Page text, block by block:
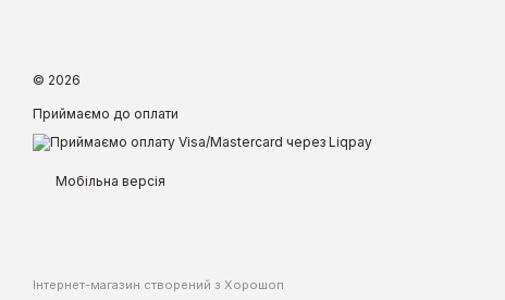
© 2026
Приймаємо до оплати
Мобільна версія
Інтернет-магазин створений з Хорошоп